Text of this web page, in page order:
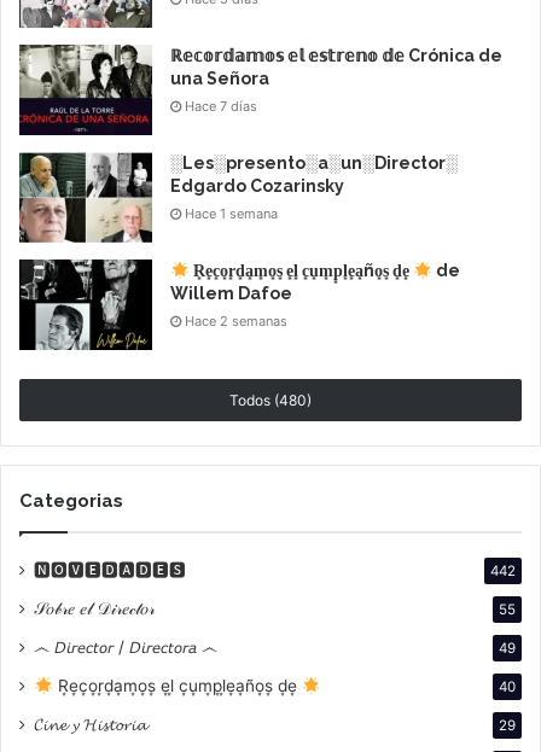
yungas, los conflictos personales y sociales emergen
de manera abrupta. Solo la fuerza de la verdad les
permitirá enfrentar su historia de amor, si tienen el
valor de hacerlo.
Elenco
Laura Grandinetti
Emanuel Rodríguezcomo Mauro
Daniel Elías
Ruth Plaate
Oscar Zamora
ℝ𝕖𝕔𝕠𝕣𝕕𝕒𝕞𝕠𝕤 𝕖𝕝 𝕖𝕤𝕥𝕣𝕖𝕟𝕠 𝕕𝕖 Crónica de
una Señora
Hace 7 días
░Les░presento░a░un░Director░
Edgardo Cozarinsky
Hace 1 semana
R͙e͙c͙o͙r͙d͙a͙m͙o͙s͙ e͙l͙ c͙u͙m͙p͙l͙e͙a͙ño͙s͙ d͙e͙
de
Willem Dafoe
Hace 2 semanas
Todos (480)
Categorias
🅽🅾🆅🅴🅳🅰🅳🅴🆂 442
𝒮𝑜𝒷𝓇𝑒 𝑒𝓁 𝒟𝒾𝓇𝑒𝒸𝓉𝑜𝓇 55
෴ 𝘋𝘪𝘳𝘦𝘤𝘵𝘰𝘳 / 𝘋𝘪𝘳𝘦𝘤𝘵𝘰𝘳𝘢 ෴ 49
R͙e͙c͙o͙r͙d͙a͙m͙o͙s͙ e͙l͙ c͙u͙m͙p͙l͙e͙a͙ño͙s͙ d͙e͙ 40
𝓒𝓲𝓷𝓮 𝔂 𝓗𝓲𝓼𝓽𝓸𝓻𝓲𝓪 29